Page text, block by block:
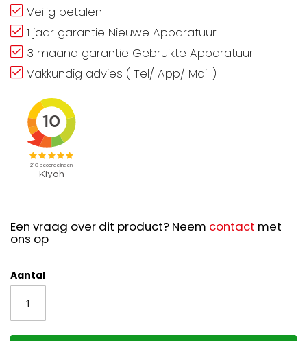
Veilig betalen
1 jaar garantie Nieuwe Apparatuur
3 maand garantie Gebruikte Apparatuur
Vakkundig advies ( Tel/ App/ Mail )
Een vraag over dit product? Neem contact met
ons op
Aantal